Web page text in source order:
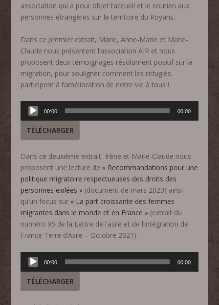
association qui a pour objet l’accueil et le soutien aux
personnes étrangères sur le territoire du Royans.
Dans ce premier extrait, Marie, Anne-Marie et Marie-
Claude nous présentent l’association AIR et nous
proposent deux témoignages résolument positif sur la
migration, pour souligner comment les réfugiés
participent à l’amélioration de notre vie à tous !
Lecteur
audio
00:00 00:00
TÉLÉCHARGER
Dans ce deuxième extrait, Irène et Marie-Claude nous
proposent une lecture de « Recommandations pour une
politique migratoire respectueuses des droits des
personnes exilées » (document de mars 2023) ainsi
qu’un focus sur « La part croissante des femmes
migrantes dans le monde et en France » (extrait du
numéro 95 de la Lettre de l’asile et de l’intégration de
France Terre d’Asile – Octobre 2021).
Lecteur
audio
00:00 00:00
TÉLÉCHARGER